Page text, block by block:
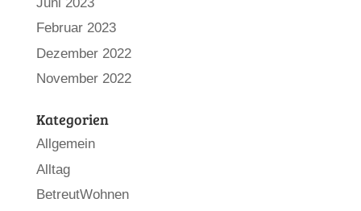
Februar 2023
Dezember 2022
November 2022
Kategorien
Allgemein
Alltag
BetreutWohnen